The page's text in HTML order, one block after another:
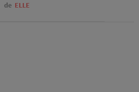
de ELLE